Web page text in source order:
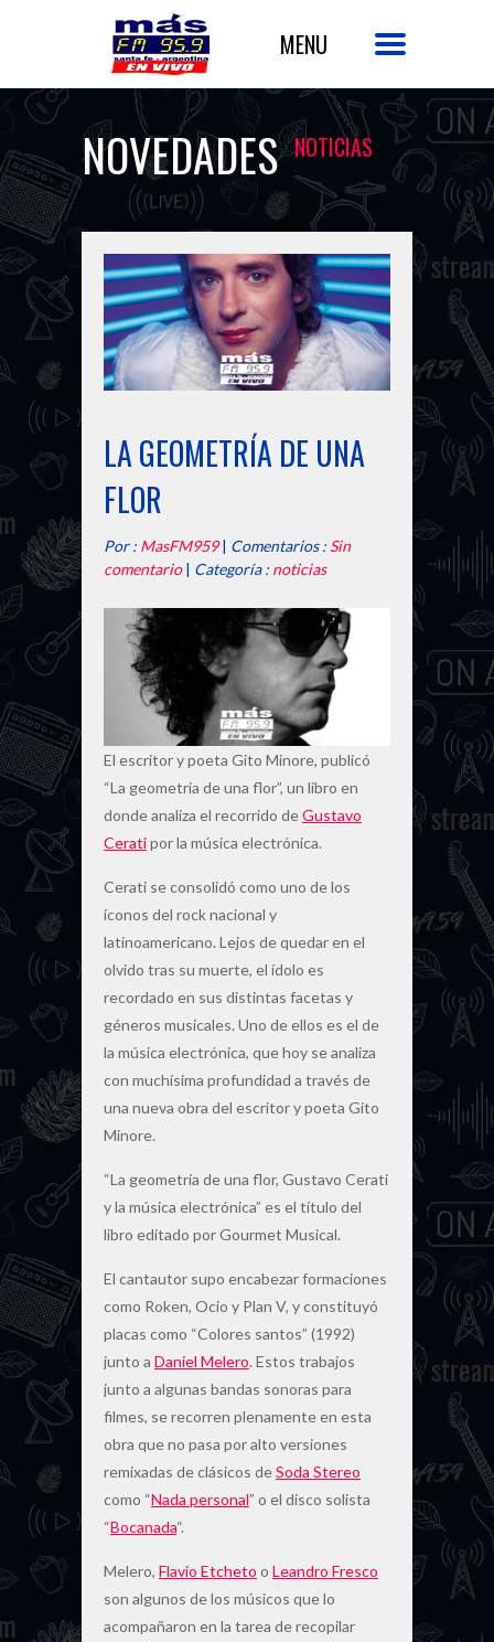
NOVEDADES NOTICIAS
LA GEOMETRÍA DE UNA
FLOR
Por : MasFM959| Comentarios : Sin
comentario| Categoría : noticias
El escritor y poeta Gito Minore, publicó
“La geometría de una flor”, un libro en
donde analiza el recorrido deGustavo
Ceratipor la música electrónica.
Cerati se consolidó como uno de los
íconos del rock nacional y
latinoamericano. Lejos de quedar en el
olvido tras su muerte, el ídolo es
recordado en sus distintas facetas y
géneros musicales. Uno de ellos es el de
la música electrónica, que hoy se analiza
con muchísima profundidad a través de
una nueva obra del escritor y poeta Gito
Minore.
“La geometría de una flor, Gustavo Cerati
y la música electrónica” es el título del
libro editado por Gourmet Musical.
El cantautor supo encabezar formaciones
como Roken, Ocio y Plan V, y constituyó
placas como “Colores santos” (1992)
junto a Daniel Melero. Estos trabajos
junto a algunas bandas sonoras para
filmes, se recorren plenamente en esta
obra que no pasa por alto versiones
remixadas de clásicos deSoda Stereo
como “Nada personal” o el disco solista
“Bocanada“.
Melero, Flavio Etcheto o Leandro Fresco
son algunos de los músicos que lo
acompañaron en la tarea de recopilar